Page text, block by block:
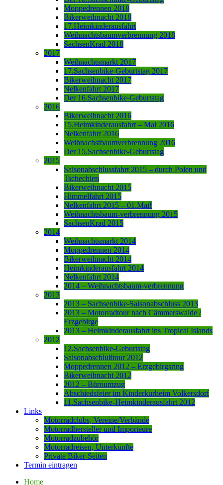
Moppedrennen 2018
Bikerweihnacht 2018
17.Heimkinderausfahrt
Weihnachtsbaumverbrennung 2018
SachsenKrad 2018
2017
Weihnachtsmarkt 2017
17.Sachsenbike-Geburtstag 2017
Bikerweihnacht 2017
Nelkenfahrt 2017
Der 16.Sachsenbike-Geburtstag
2016
Bikerweihnacht 2016
15.Heimkinderausfahrt – Mai 2016
Nelkenfahrt 2016
Weihnachstbaumverbrennung 2016
Der 15.Sachsenbike-Geburtstag
2015
Saisonabschlussfahrt 2015 – durch Polen und
Tschechien
Bikerweihnacht 2015
Himmelfahrt 2015
Nelkenfahrt 2015 – 01.Mai!
Weihnachtsbaum-verbrennung 2015
SachsenKrad 2015
2014
Weihnachtsmarkt 2014
Moppedrennen 2014
Bikerweihnacht 2014
Heimkinderausfahrt 2014
Nelkenfahrt 2014
2014 – Weihnachtsbaum-verbrennung
2013
2013 – Sachsenbike-Saisonabschluss 2013
2013 – Motorradtour nach Cämmerswalde /
Erzgebirge
2013 – Heimkinderausfahrt ins Tropical Islands
2012
12.Sachsenbike-Geburtstag
Saisonabschlußtour 2012
Moppedrennen 2012 – Erzgebirgsring
Bikerweihnacht 2012
2012 – Büroumzug
Abschiedsfeier im Kinderkurheim Volkersdorf
11.Sachsenbike-Heimkinderausfahrt 2012
Links
Motorradclubs, Vereine/Verbände
Motorradhersteller und Importeure
Motorradzubehör
Motorradreisen, Unterkünfte
Private Biker-Seiten
Termin eintragen
Home